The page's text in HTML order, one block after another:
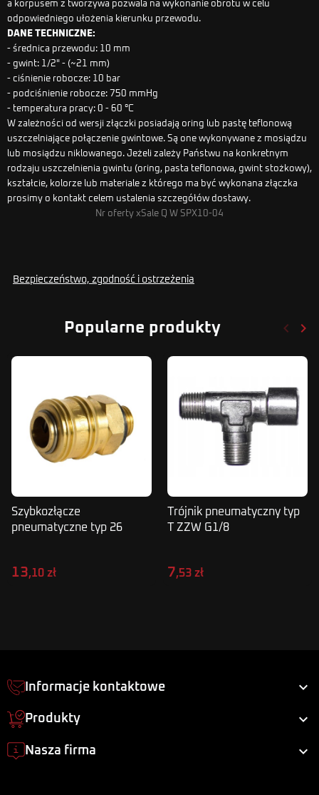
a korpusem z tworzywa pozwala na wykonanie obrotu w celu
odpowiedniego ułożenia kierunku przewodu.
DANE TECHNICZNE:
- średnica przewodu: 10 mm
- gwint: 1/2" - (~21 mm)
- ciśnienie robocze: 10 bar
- podciśnienie robocze: 750 mmHg
- temperatura pracy: 0 - 60 °C
W zależności od wersji złączki posiadają oring lub pastę teflonową
uszczelniające połączenie gwintowe. Są one wykonywane z mosiądzu
lub mosiądzu niklowanego. Jeżeli zależy Państwu na konkretnym
rodzaju uszczelnienia gwintu (oring, pasta teflonowa, gwint stożkowy),
kształcie, kolorze lub materiale z którego ma być wykonana złączka
prosimy o kontakt celem ustalenia szczegółów dostawy.
Nr oferty xSale Q W SPX10-04
Bezpieczeństwo, zgodność i ostrzeżenia
Popularne produkty keyboard_arrow_left keyboard_arrow_right
Szybkozłącze
pneumatyczne typ 26
13,10 zł
Trójnik pneumatyczny typ
T ZZW G1/8
7,53 zł
Informacje kontaktowe 
Produkty 
Nasza firma 